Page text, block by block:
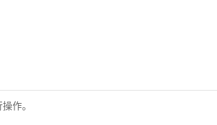
作。